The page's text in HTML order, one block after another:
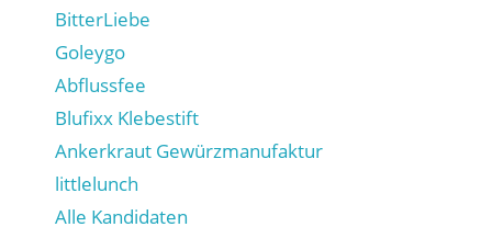
BitterLiebe
Goleygo
Abflussfee
Blufixx Klebestift
Ankerkraut Gewürzmanufaktur
littlelunch
Alle Kandidaten